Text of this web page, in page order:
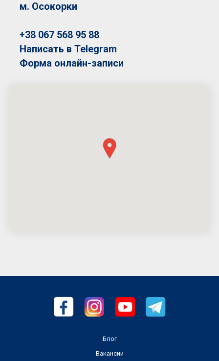
м. Осокорки
+38 067 568 95 88
Написать в Telegram
Форма онлайн-записи
Вакансии
Блог